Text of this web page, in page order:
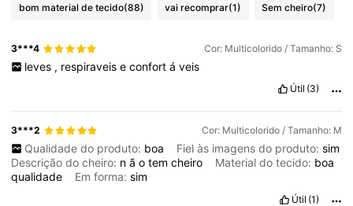
bom material de tecido(88) vai recomprar(1) Sem cheiro(7)
3***4 Cor: Multicolorido / Tamanho: S
leves , respiraveis e confort á veis
Útil (3)
3***2 Cor: Multicolorido / Tamanho: M
Qualidade do produto: boa Fiel às imagens do produto: sim
Descrição do cheiro: nãotemcheiro Material do tecido: boa
qualidade
Em forma:sim
Útil (1)